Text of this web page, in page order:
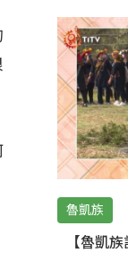
魯凱族
【魯凱